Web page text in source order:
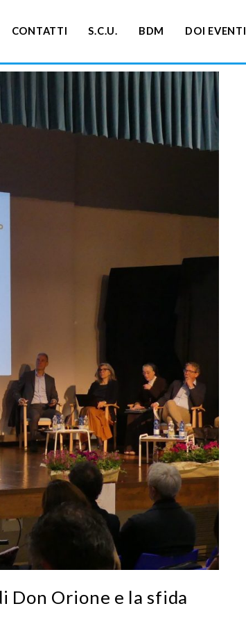
CONTATTI S.C.U. BDM DOI EVENTI
Don Orione e la sfida